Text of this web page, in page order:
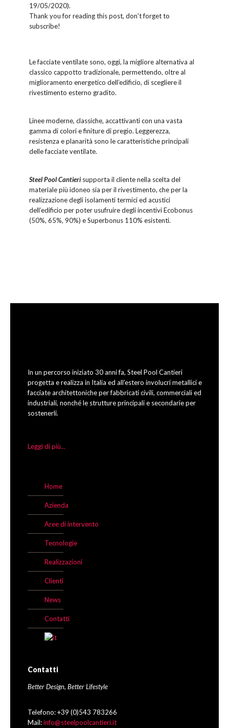
19/05/2020).
Thank you for reading this post, don't forget to
subscribe!
Le facciate ventilate sono, oggi, la migliore alternativa al
classico cappotto tradizionale, permettendo, oltre al
miglioramento energetico dell’edificio, di scegliere il
rivestimento esterno gradito.
Linee moderne, classiche, accattivanti con una vasta
gamma di colori e finiture di pregio. Leggerezza,
resistenza e planarità sono le caratteristiche principali
delle facciate ventilate.
Steel Pool Cantierisupporta il cliente nella scelta del
materiale più idoneo sia per il rivestimento, che per la
realizzazione degli isolamenti termici ed acustici
dell’edificio per poter usufruire degli incentivi Ecobonus
(50%, 65%, 90%) e Superbonus 110% esistenti.
In un percorso iniziato 30 anni fa, Steel Pool Cantieri
progetta e realizza in Italia ed all’estero involucri metallici e
facciate architettoniche per fabbricati civili, commerciali ed
industriali, nonché le strutture principali e secondarie per
sostenerli.
Leggi di più...
Home
Azienda
Aree di intervento
Tecnologie
Realizzazioni
Clienti
News
Contatti
Contatti
Better Design, Better Lifestyle
Telefono: +39 (0)543 783266
Mail:info@steelpoolcantieri.it